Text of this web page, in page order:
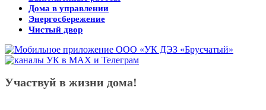
Дома в управлении
Энергосбережение
Чистый двор
Участвуй в жизни дома!